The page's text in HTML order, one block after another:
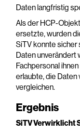
Daten langfristig
Als der HCP-
ersetzte, wurden
SiTV konnte sicher
Daten unverändert
Fachpersonal
erlaubte, die Daten
vergleichen.
Ergebnis
SiTV Verwirklicht